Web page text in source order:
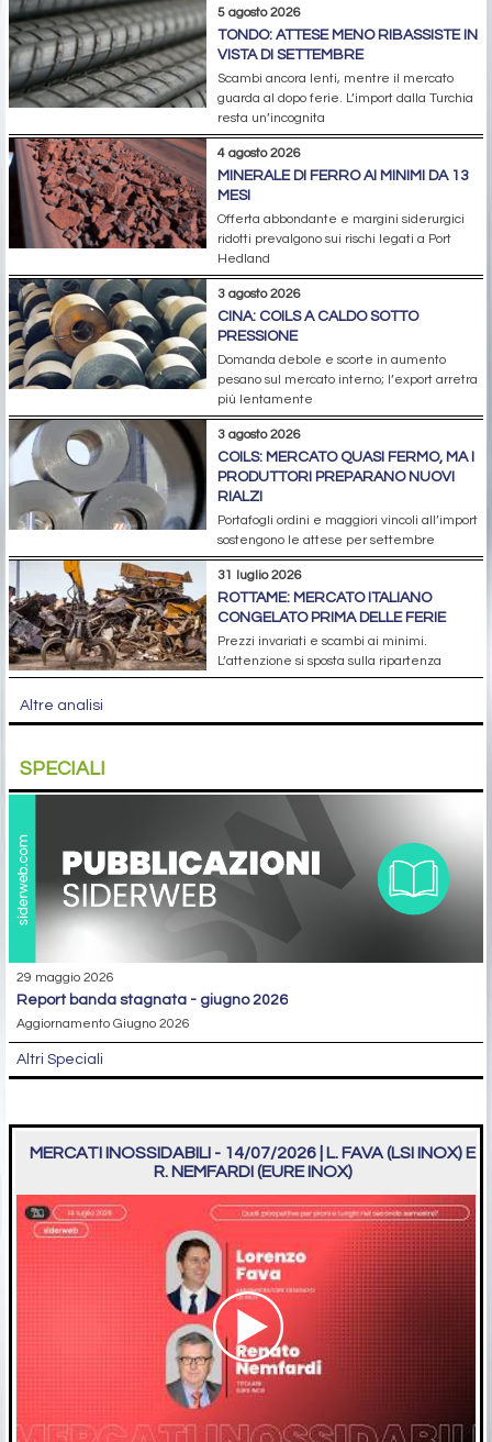
5 agosto 2026
TONDO: ATTESE MENO RIBASSISTE IN
VISTA DI SETTEMBRE
Scambi ancora lenti, mentre il mercato
guarda al dopo ferie. L’import dalla Turchia
resta un’incognita
4 agosto 2026
MINERALE DI FERRO AI MINIMI DA 13
MESI
Offerta abbondante e margini siderurgici
ridotti prevalgono sui rischi legati a Port
Hedland
3 agosto 2026
CINA: COILS A CALDO SOTTO
PRESSIONE
Domanda debole e scorte in aumento
pesano sul mercato interno; l’export arretra
più lentamente
3 agosto 2026
COILS: MERCATO QUASI FERMO, MA I
PRODUTTORI PREPARANO NUOVI
RIALZI
Portafogli ordini e maggiori vincoli all’import
sostengono le attese per settembre
31 luglio 2026
ROTTAME: MERCATO ITALIANO
CONGELATO PRIMA DELLE FERIE
Prezzi invariati e scambi ai minimi.
L’attenzione si sposta sulla ripartenza
Altre analisi
SPECIALI
29 maggio 2026
report banda stagnata - giugno 2026
Aggiornamento Giugno 2026
Altri Speciali
MERCATI INOSSIDABILI - 14/07/2026 | L. FAVA (LSI INOX) E
R. NEMFARDI (EURE INOX)